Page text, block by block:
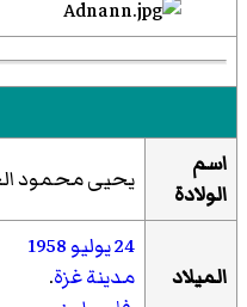
اسم
الولادة
يحيى محمود
الميلاد
24 يوليو
1958
مدينة غزة.